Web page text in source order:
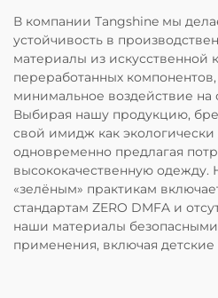
В компании Tangshine мы
устойчивость в
материалы из искусственной
переработанных компонентов,
минимальное воздействие
Выбирая нашу продукцию,
свой имидж как экологически
одновременно предлагая
высококачественную
«зелёным» практикам
стандартам ZERO DMFA и
наши материалы безопасными
применения, включая детские